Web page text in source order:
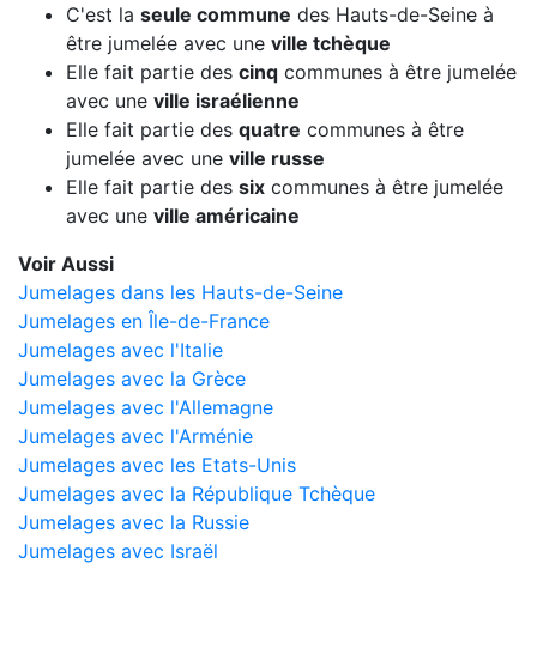
C'est la seule commune des Hauts-de-Seine à
être jumelée avec une ville tchèque
Elle fait partie des cinq communes à être jumelée
avec une ville israélienne
Elle fait partie des quatre communes à être
jumelée avec une ville russe
Elle fait partie des six communes à être jumelée
avec une ville américaine
Voir Aussi
Jumelages dans les Hauts-de-Seine
Jumelages en Île-de-France
Jumelages avec l'Italie
Jumelages avec la Grèce
Jumelages avec l'Allemagne
Jumelages avec l'Arménie
Jumelages avec les Etats-Unis
Jumelages avec la République Tchèque
Jumelages avec la Russie
Jumelages avec Israël